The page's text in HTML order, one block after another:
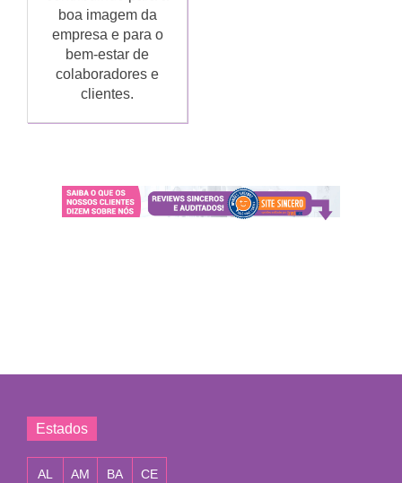
boa imagem da
empresa e para o
bem-estar de
colaboradores e
clientes.
Estados
AL AM BA CE